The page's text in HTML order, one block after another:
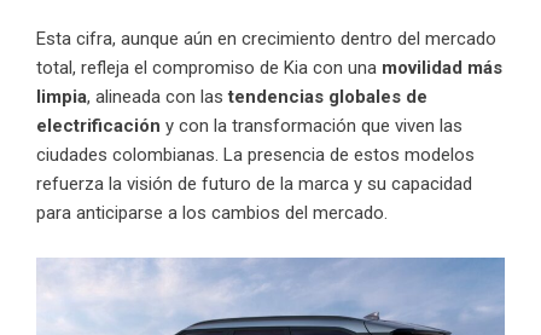
Esta cifra, aunque aún en crecimiento dentro del mercado
total, refleja el compromiso de Kia con una movilidad más
limpia, alineada con lastendencias globales de
electrificación y con la transformación que viven las
ciudades colombianas. La presencia de estos modelos
refuerza la visión de futuro de la marca y su capacidad
para anticiparse a los cambios del mercado.